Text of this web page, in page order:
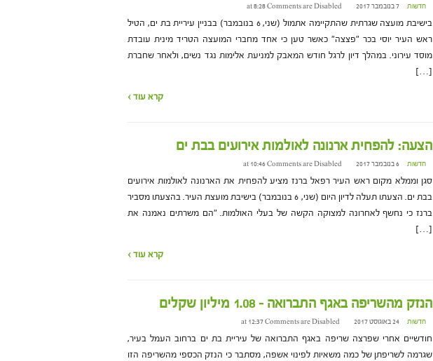
חדשות 7 בנובמבר 2017 at 8:28 Comments are Disabled
בישיבת מועצה שגרתית שהתקיימה אתמול (שני, 6 בנובמבר) בבניין עיריית בת ים, הטיל
ראש העיר יוסי בכר "פצצה" כאשר טען כי אחד מחברי המועצה הטריד מינית עובדת
מוסד עירוני. במהלך דיון לרגל חודש המאבק למניעת אלימות נגד נשים, ולאחר שחברת
[…]
קרא עוד ›
הצעה: להפחית ארנונה לאולמות אירועים בבת ים
חדשות 6 בנובמבר 2017 at 10:46 Comments are Disabled
סגן וממלא מקום ראש העיר רפאל ברנז מציע להפחית את הארנונה לאולמות אירועים
בבת ים. הצעתו תעלה לדיון היום (שני, 6 בנובמבר) בישיבת מועצת העיר. בהצעתו מסביר
ברנז כי נחשף לאחרונה למצוקה הקשה של בעלי האולמות. "הם משרתים נאמנה את
[…]
קרא עוד ›
הנזק מהשריפה באגף התברואה – 1.08 מיליון שקלים
חדשות 24 באוגוסט 2017 at 12:37 Comments are Disabled
חודשיים אחרי שפרצה שריפה באגף התברואה של עיריית בת ים ברחוב העמל בעיר,
שגרמה לשריפתן של כמה משאיות לפינוי אשפה, מסתבר כי הנזק הכספי מהשריפה הזו